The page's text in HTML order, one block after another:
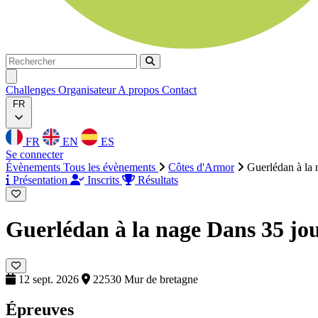
Rechercher
Rechercher
Challenges OrganisateurA propos Contact
FR
FR EN
ES
Se connecter
Évènements Tous les évènements Côtes d'Armor
Guerlédan à la
Présentation
Inscrits Résultats
Guerlédan à la nage Dans 35
12 sept. 2026 22530 Mur de bretagne
Épreuves